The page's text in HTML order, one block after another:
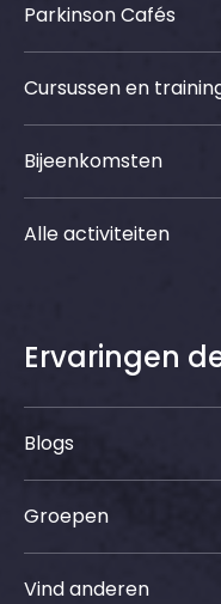
Parkinson Cafés
Cursussen en
Bijeenkomsten
Alle activiteiten
Ervaringen
Blogs
Groepen
Vind anderen